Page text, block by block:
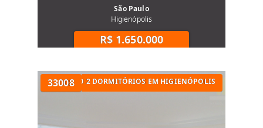
São Paulo
Higienópolis
R$ 1.650.000
33008
APARTAMENTO 2 DORMITÓRIOS EM HIGIENÓPOLIS